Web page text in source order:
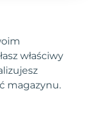
właściwy
magazynu.